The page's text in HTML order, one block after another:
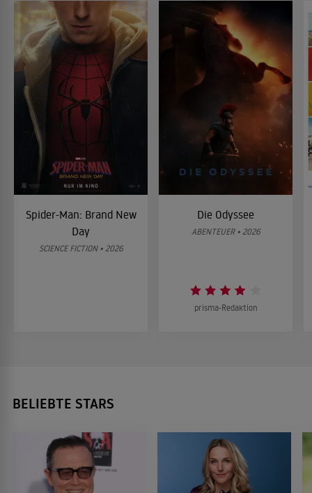
Spider-Man: Brand New
Day
SCIENCE FICTION • 2026
Die Odyssee
ABENTEUER • 2026
prisma-Redaktion
BELIEBTE STARS